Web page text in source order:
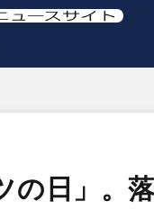
の日」。